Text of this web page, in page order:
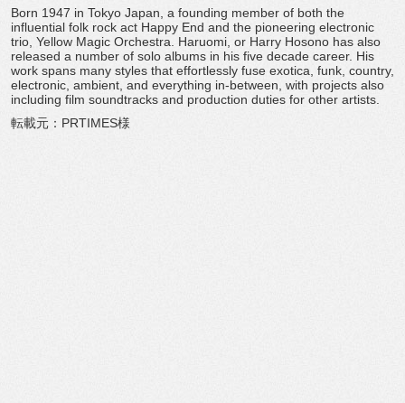
Born 1947 in Tokyo Japan, a founding member of both the
influential folk rock act Happy End and the pioneering electronic
trio, Yellow Magic Orchestra. Haruomi, or Harry Hosono has also
released a number of solo albums in his five decade career. His
work spans many styles that effortlessly fuse exotica, funk, country,
electronic, ambient, and everything in-between, with projects also
including film soundtracks and production duties for other artists.
転載元：PRTIMES様